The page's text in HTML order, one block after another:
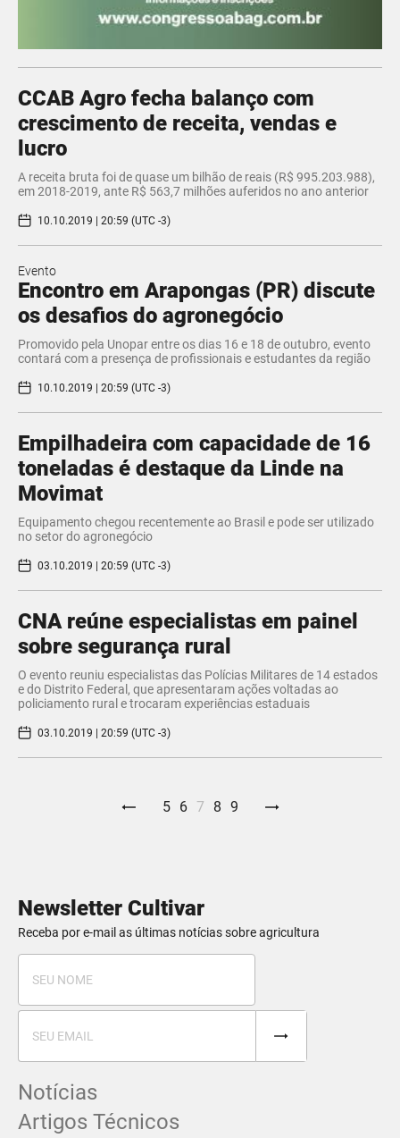
CCAB Agro fecha balanço com
crescimento de receita, vendas e
lucro
A receita bruta foi de quase um bilhão de reais (R$ 995.203.988),
em 2018-2019, ante R$ 563,7 milhões auferidos no ano anterior
10.10.2019 | 20:59 (UTC -3)
Evento
Encontro em Arapongas (PR) discute
os desafios do agronegócio
Promovido pela Unopar entre os dias 16 e 18 de outubro, evento
contará com a presença de profissionais e estudantes da região
10.10.2019 | 20:59 (UTC -3)
Empilhadeira com capacidade de 16
toneladas é destaque da Linde na
Movimat
Equipamento chegou recentemente ao Brasil e pode ser utilizado
no setor do agronegócio
03.10.2019 | 20:59 (UTC -3)
CNA reúne especialistas em painel
sobre segurança rural
O evento reuniu especialistas das Polícias Militares de 14 estados
e do Distrito Federal, que apresentaram ações voltadas ao
policiamento rural e trocaram experiências estaduais
03.10.2019 | 20:59 (UTC -3)
5 6 7 8 9
Newsletter Cultivar
Receba por e-mail as últimas notícias sobre agricultura
Notícias
Artigos Técnicos